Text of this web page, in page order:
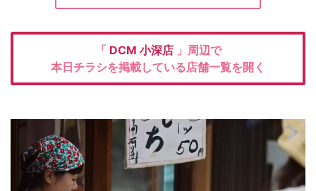
「 DCM 小深店 」周辺で
本日チラシを掲載している店舗一覧を開く